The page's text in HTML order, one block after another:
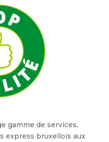
gamme de services,
express bruxellois aux